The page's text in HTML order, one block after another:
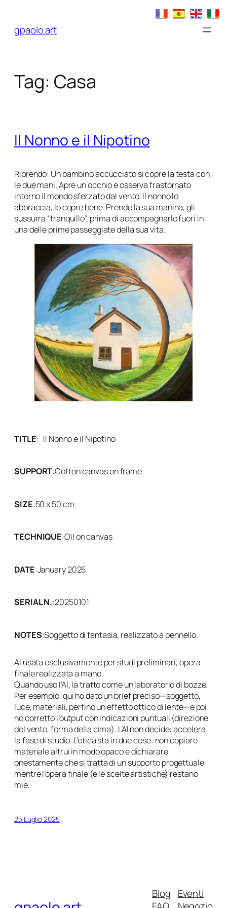
contenuto
gpaolo.art
Tag: Casa
Il Nonno e il Nipotino
Riprendo: Un bambino accucciato si copre la testa con
le due mani. Apre un occhio e osserva frastornato
intorno il mondo sferzato dal vento. Il nonno lo
abbraccia, lo copre bene. Prende la sua manina, gli
sussurra “tranquillo”, prima di accompagnarlo fuori in
una delle prime passeggiate della sua vita.
TITLE: Il Nonno e il Nipotino
SUPPORT:Cotton canvas on frame
SIZE:50 x 50 cm
TECHNIQUE:Oil on canvas
DATE:January 2025
SERIAL N.:20250101
NOTES:Soggetto di fantasia, realizzato a pennello.
AI usata esclusivamente per studi preliminari; opera
finale realizzata a mano.
Quando uso l’AI, la tratto come un laboratorio di bozze.
Per esempio, qui ho dato un brief preciso—soggetto,
luce, materiali, perfino un effetto ottico di lente—e poi
ho corretto l’output con indicazioni puntuali (direzione
del vento, forma della cima). L’AI non decide: accelera
la fase di studio. L’etica sta in due cose: non copiare
materiale altrui in modo opaco e dichiarare
onestamente che si tratta di un supporto progettuale,
mentre l’opera finale (e le scelte artistiche) restano
mie.
25 Luglio 2025
Blog
Eventi